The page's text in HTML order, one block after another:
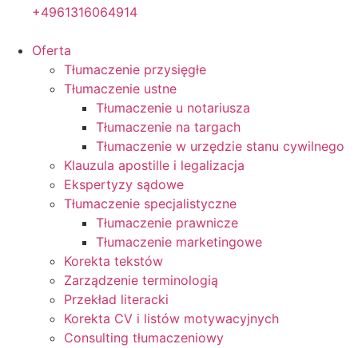
+4961316064914
Oferta
Tłumaczenie przysięgłe
Tłumaczenie ustne
Tłumaczenie u notariusza
Tłumaczenie na targach
Tłumaczenie w urzędzie stanu cywilnego
Klauzula apostille i legalizacja
Ekspertyzy sądowe
Tłumaczenie specjalistyczne
Tłumaczenie prawnicze
Tłumaczenie marketingowe
Korekta tekstów
Zarządzenie terminologią
Przekład literacki
Korekta CV i listów motywacyjnych
Consulting tłumaczeniowy